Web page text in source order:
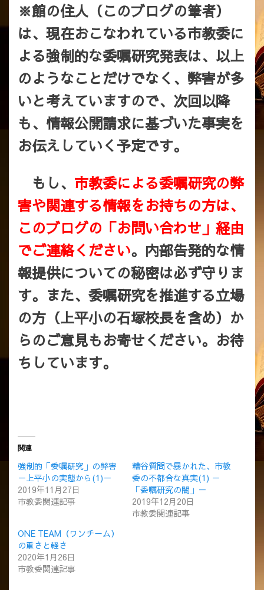
※館の住人（このブログの筆者）
は、現在おこなわれている市教委に
よる強制的な委嘱研究発表は、以上
のようなことだけでなく、弊害が多
いと考えていますので、次回以降
も、情報公開請求に基づいた事実を
お伝えしていく予定です。
もし、 市教委による委嘱研究の弊
害や関連する情報をお持ちの方は、
このブログの「お問い合わせ」経由
でご連絡ください。内部告発的な情
報提供についての秘密は必ず守りま
す。また、委嘱研究を推進する立場
の方（上平小の石塚校長を含め）か
らのご意見もお寄せください。お待
ちしています。
関連
強制的「委嘱研究」の弊害
－上平小の実態から(1)－
2019年11月27日
市教委関連記事
糟谷質問で暴かれた、市教
委の不都合な真実(1) －
「委嘱研究の闇」－
2019年12月20日
市教委関連記事
ONE TEAM（ワンチーム）
の重さと軽さ
2020年1月26日
市教委関連記事